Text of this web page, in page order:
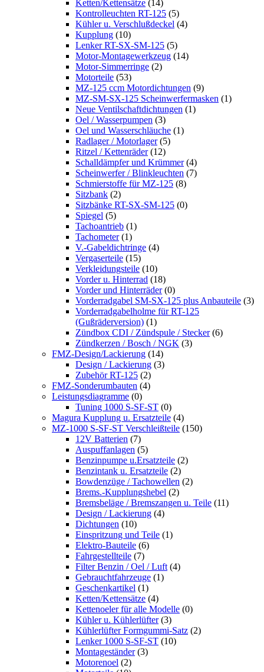
Ketten/Kettensätze (14)
Kontrolleuchten RT-125 (5)
Kühler u. Verschlußdeckel (4)
Kupplung (10)
Lenker RT-SX-SM-125 (5)
Motor-Montagewerkzeug (14)
Motor-Simmerringe (2)
Motorteile (53)
MZ-125 ccm Motordichtungen (9)
MZ-SM-SX-125 Scheinwerfermasken (1)
Neue Ventilschaftdichtungen (1)
Oel / Wasserpumpen (3)
Oel und Wasserschläuche (1)
Radlager / Motorlager (5)
Ritzel / Kettenräder (12)
Schalldämpfer und Krümmer (4)
Scheinwerfer / Blinkleuchten (7)
Schmierstoffe für MZ-125 (8)
Sitzbank (2)
Sitzbänke RT-SX-SM-125 (0)
Spiegel (5)
Tachoantrieb (1)
Tachometer (1)
V.-Gabeldichtringe (4)
Vergaserteile (15)
Verkleidungsteile (10)
Vorder u. Hinterrad (18)
Vorder und Hinterräder (0)
Vorderradgabel SM-SX-125 plus Anbauteile (3)
Vorderradgabelholme für RT-125
(Gußräderversion) (1)
Zündbox CDI / Zündspule / Stecker (6)
Zündkerzen / Bosch / NGK (3)
FMZ-Design/Lackierung (14)
Design / Lackierung (3)
Zubehör RT-125 (2)
FMZ-Sonderumbauten (4)
Leistungsdiagramme (0)
Tuning 1000 S-SF-ST (0)
Magura Kupplung u. Ersatzteile (4)
MZ-1000 S-SF-ST Verschleißteile (150)
12V Batterien (7)
Auspuffanlagen (5)
Benzinpumpe u.Ersatzteile (2)
Benzintank u. Ersatzteile (2)
Bowdenzüge / Tachowellen (2)
Brems.-Kupplungshebel (2)
Bremsbeläge / Bremszangen u. Teile (11)
Design / Lackierung (4)
Dichtungen (10)
Einspritzung und Teile (1)
Elektro-Bauteile (6)
Fahrgestellteile (7)
Filter Benzin / Oel / Luft (4)
Gebrauchtfahrzeuge (1)
Geschenkartikel (1)
Ketten/Kettensätze (4)
Kettenoeler für alle Modelle (0)
Kühler u. Kühlerlüfter (3)
Kühlerlüfter Formgummi-Satz (2)
Lenker 1000 S-SF-ST (10)
Montageständer (3)
Motorenoel (2)